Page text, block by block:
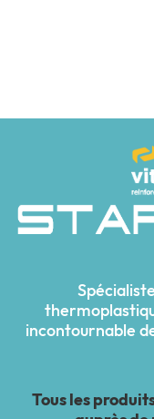
incontournable
Tous les